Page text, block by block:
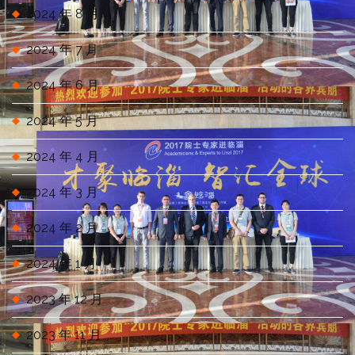
2024 年 8 月
2024 年 7 月
2024 年 6 月
2024 年 5 月
2024 年 4 月
2024 年 3 月
2024 年 2 月
2024 年 1 月
2023 年 12 月
2023 年 11 月